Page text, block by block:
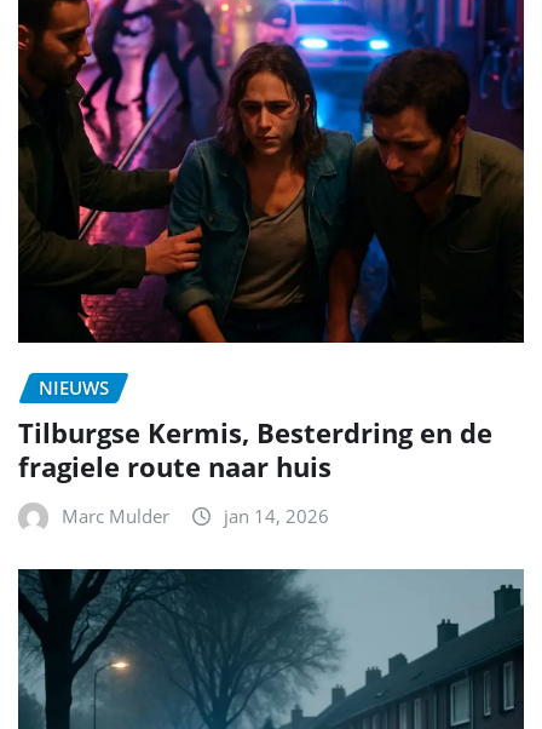
NIEUWS
Tilburgse Kermis, Besterdring en de
fragiele route naar huis
Marc Mulder jan 14, 2026